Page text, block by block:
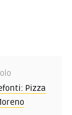
Pizza